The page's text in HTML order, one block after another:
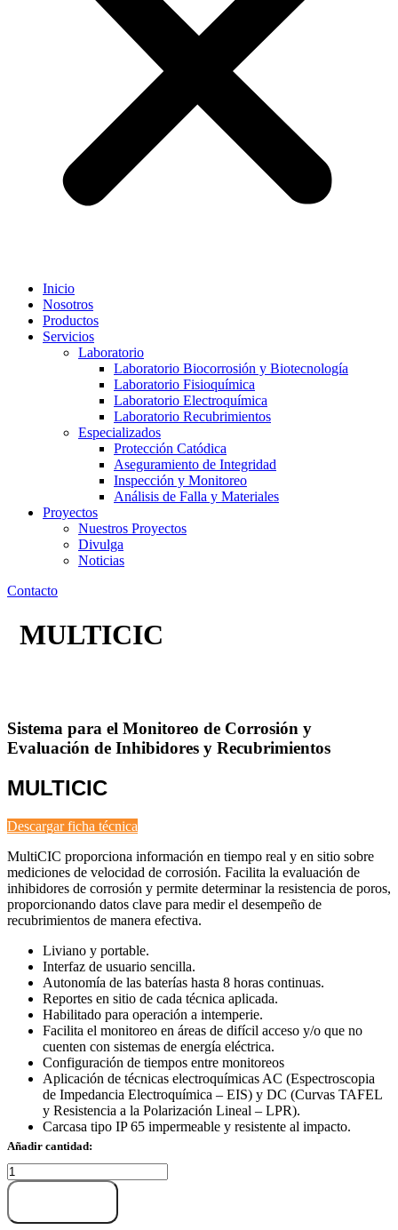
Inicio
Nosotros
Productos
Servicios
Laboratorio
Laboratorio Biocorrosión y Biotecnología
Laboratorio Fisioquímica
Laboratorio Electroquímica
Laboratorio Recubrimientos
Especializados
Protección Catódica
Aseguramiento de Integridad
Inspección y Monitoreo
Análisis de Falla y Materiales
Proyectos
Nuestros Proyectos
Divulga
Noticias
Contacto
MULTICIC
Sistema para el Monitoreo de Corrosión y
Evaluación de Inhibidores y Recubrimientos
MULTICIC
Descargar ficha técnica
MultiCIC proporciona información en tiempo real y en sitio sobre
mediciones de velocidad de corrosión. Facilita la evaluación de
inhibidores de corrosión y permite determinar la resistencia de poros,
proporcionando datos clave para medir el desempeño de
recubrimientos de manera efectiva.
Liviano y portable.
Interfaz de usuario sencilla.
Autonomía de las baterías hasta 8 horas continuas.
Reportes en sitio de cada técnica aplicada.
Habilitado para operación a intemperie.
Facilita el monitoreo en áreas de difícil acceso y/o que no
cuenten con sistemas de energía eléctrica.
Configuración de tiempos entre monitoreos
Aplicación de técnicas electroquímicas AC (Espectroscopia
de Impedancia Electroquímica – EIS) y DC (Curvas TAFEL
y Resistencia a la Polarización Lineal – LPR).
Carcasa tipo IP 65 impermeable y resistente al impacto.
Añadir cantidad:
MULTICIC
cantidad